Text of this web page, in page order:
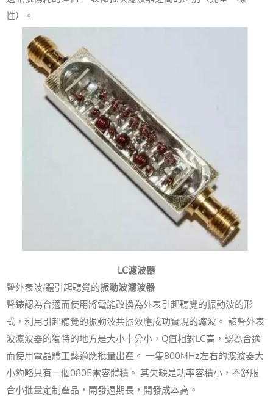
性）。
LC濾波器
聲外表波/體引起聽覺的振動波濾波器
聲錶認為合適而使用將電能改換為外表引起聽覺的振動波的形
式，利用引起聽覺的振動波共振效應成功實現的濾波。 該聲外表
波濾波器的獨特的地方是大小十分小，Q值相對LC高，認為合適
而使用電晶體工藝適應批量出產。 一隻800MHz左右的濾波器大
小約略只有一個0805電容體積。 其欠缺是功率容積小，不舒服
合小批量定制產品，開發週期長，開發成本高。